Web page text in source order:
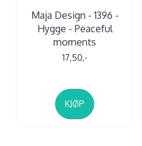
Maja Design - 1396 -
Hygge - Peaceful
moments
17,50,-
KJØP